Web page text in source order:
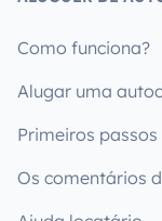
Como funciona?
Alugar uma
Primeiros
Os comentários